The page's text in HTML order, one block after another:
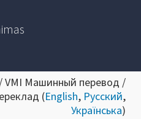
VMI Машинный перевод /
(English, Русский,
Українська)